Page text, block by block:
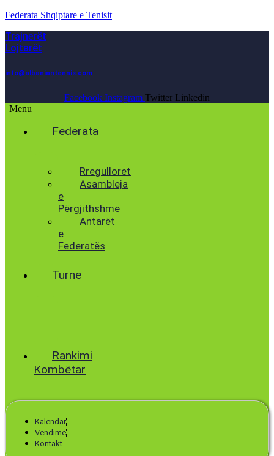
Federata Shqiptare e Tenisit
Trajnerët
Lojtarët
info@albaniantennis.com
Facebook Instagram Twitter Linkedin
Menu
Federata
Rregulloret
Asambleja
e
Përgjithshme
Antarët
e
Federatës
Turne
Rankimi
Kombëtar
Kalendar
Vendime
Kontakt